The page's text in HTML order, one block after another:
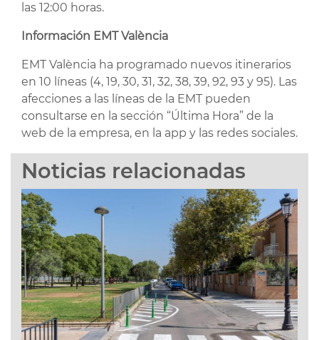
las 12:00 horas.
Información EMT València
EMT València ha programado nuevos itinerarios
en 10 líneas (4, 19, 30, 31, 32, 38, 39, 92, 93 y 95). Las
afecciones a las líneas de la EMT pueden
consultarse en la sección “Última Hora” de la
web de la empresa, en la app y las redes sociales.
Noticias relacionadas